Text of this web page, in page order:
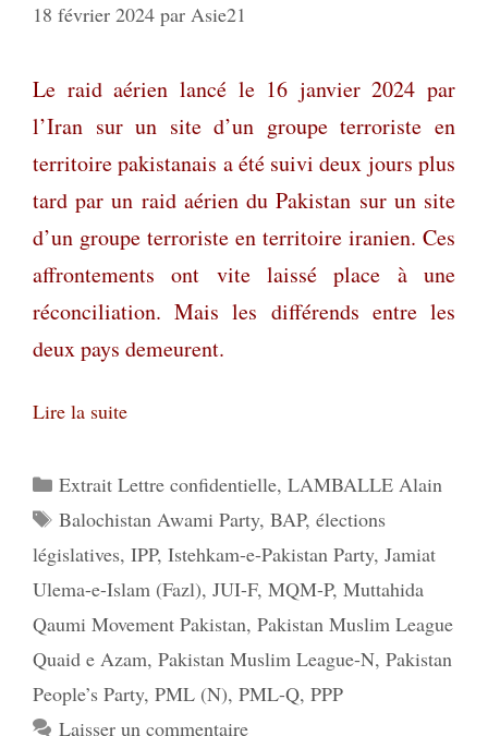
18 février 2024 par Asie21
Le raid aérien lancé le 16 janvier 2024 par
l’Iran sur un site d’un groupe terroriste en
territoire pakistanais a été suivi deux jours plus
tard par un raid aérien du Pakistan sur un site
d’un groupe terroriste en territoire iranien. Ces
affrontements ont vite laissé place à une
réconciliation. Mais les différends entre les
deux pays demeurent.
Lire la suite
Catégories
Extrait Lettre confidentielle, LAMBALLE Alain
Étiquettes
Balochistan Awami Party, BAP, élections
législatives, IPP, Istehkam-e-Pakistan Party, Jamiat
Ulema-e-Islam (Fazl), JUI-F, MQM-P, Muttahida
Qaumi Movement Pakistan, Pakistan Muslim League
Quaid e Azam, Pakistan Muslim League-N, Pakistan
People’s Party, PML (N), PML-Q, PPP
Laisser un commentaire